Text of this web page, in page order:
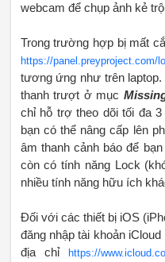
webcam để chụp ảnh kẻ
Trong trường hợp bị mất
https://panel.preyproject.com/
tương ứng như trên
thanh trượt ở mục
chỉ hỗ trợ theo dõi tối đa
bạn có thể nâng cấp lên
âm thanh cảnh báo để
còn có tính năng Lock
nhiều tính năng hữu ích
Đối với các thiết bị iOS
đăng nhập tài khoản
địa chỉ https://